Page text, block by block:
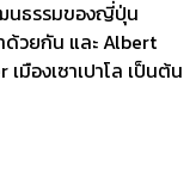
นธรรมของญี่ปุ่น
ด้วยกัน และ Albert
มืองเซาเปาโล เป็นต้น